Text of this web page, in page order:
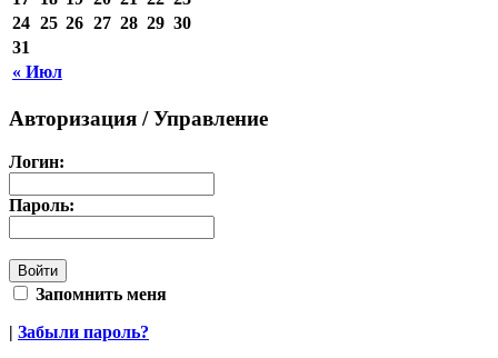
« Июл
24 25 26 27 28 29 30
31
Авторизация / Управление
Логин:
Пароль:
Запомнить меня
| Забыли пароль?